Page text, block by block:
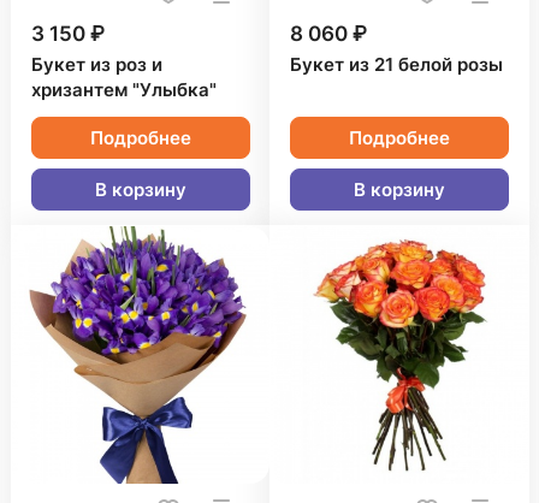
3 150 ₽
Букет из роз и
хризантем "Улыбка"
Подробнее
В корзину
8 060 ₽
Букет из 21 белой розы
Подробнее
В корзину